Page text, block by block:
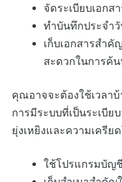
จัดระเบียบเอก
ทำบันทึกประจำวั
เก็บเอกสารสำ
สะดวกในการค้
คุณอาจจะต้องใช้เวลาบ้
การมีระบบที่เป็นระเบี
ยุ่งเหยิงและความเครี
ใช้โปรแกรมบัญ